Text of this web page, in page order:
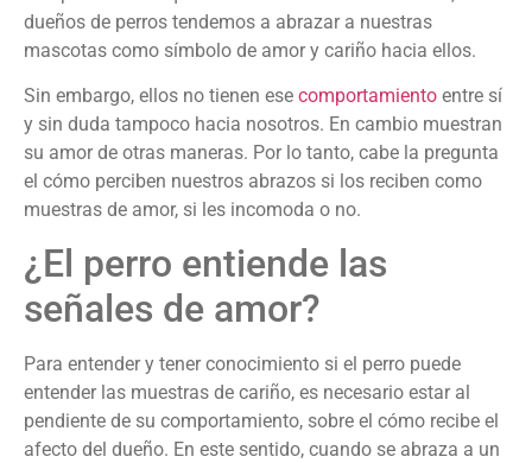
dueños de perros tendemos a abrazar a nuestras
mascotas como símbolo de amor y cariño hacia ellos.
Sin embargo, ellos no tienen ese comportamiento entre sí
y sin duda tampoco hacia nosotros. En cambio muestran
su amor de otras maneras. Por lo tanto, cabe la pregunta
el cómo perciben nuestros abrazos si los reciben como
muestras de amor, si les incomoda o no.
¿El perro entiende las
señales de amor?
Para entender y tener conocimiento si el perro puede
entender las muestras de cariño, es necesario estar al
pendiente de su comportamiento, sobre el cómo recibe el
afecto del dueño. En este sentido, cuando se abraza a un